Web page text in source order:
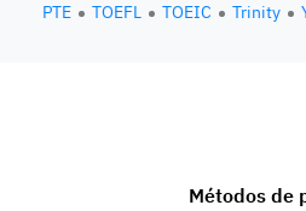
PTE
TOEFL TOEIC Trinity
Métodos de